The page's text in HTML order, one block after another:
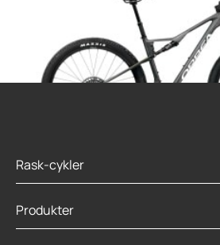
Rask-cykler
Produkter